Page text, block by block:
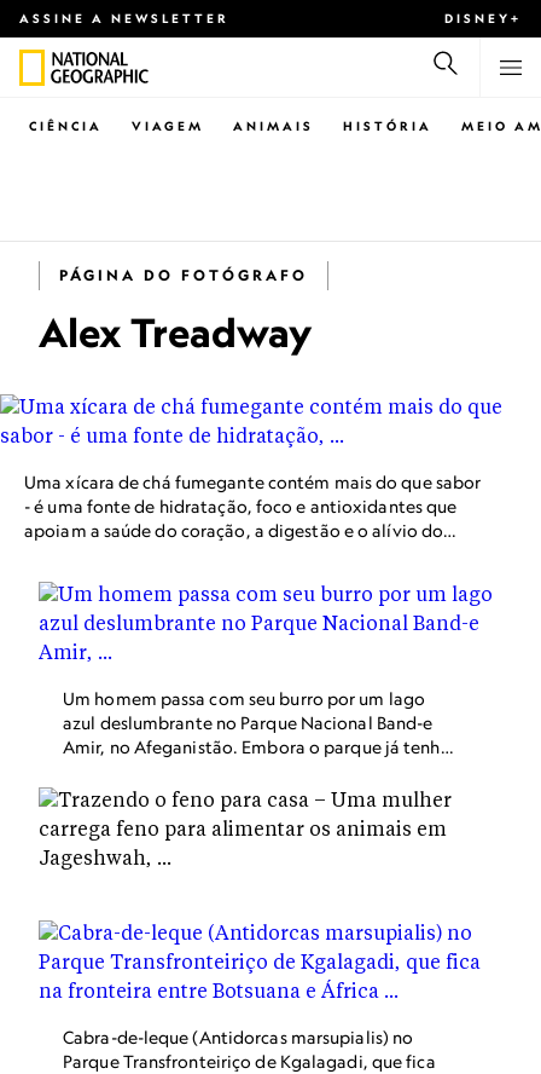
ASSINE A NEWSLETTER DISNEY+
CIÊNCIA VIAGEM ANIMAIS HISTÓRIA MEIO
PÁGINA DO FOTÓGRAFO
Alex Treadway
Uma xícara de chá fumegante contém mais do que sabor
- é uma fonte de hidratação, foco e antioxidantes que
apoiam a saúde do coração, a digestão e o alívio do
Um homem passa com seu burro por um lago
azul deslumbrante no Parque Nacional Band-e
Amir, no Afeganistão. Embora o parque já tenha
país em outros tempos, a entrada de mulheres
no Band-e Amir é proibida desde 2023, quando o
Talibã emitiu um decreto proibindo a entrada
de turistas do sexo feminino devido a violações
Cabra-de-leque (Antidorcas marsupialis) no
Parque Transfronteiriço de Kgalagadi, que fica